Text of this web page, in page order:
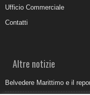
Ufficio Commerciale
Contatti
Altre notizie
Belvedere Marittimo e il